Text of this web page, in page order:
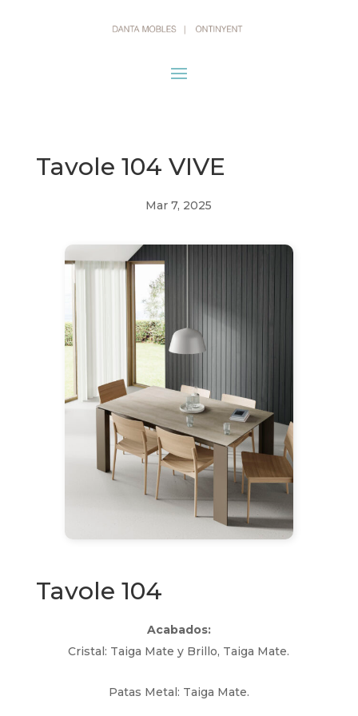
Tavole 104 VIVE
Mar 7, 2025
Tavole 104
Acabados:
Cristal: Taiga Mate y Brillo, Taiga Mate.
Patas Metal: Taiga Mate.